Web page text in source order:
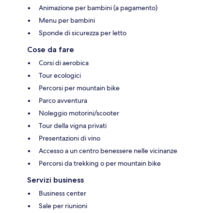
Animazione per bambini (a pagamento)
Menu per bambini
Sponde di sicurezza per letto
Cose da fare
Corsi di aerobica
Tour ecologici
Percorsi per mountain bike
Parco avventura
Noleggio motorini/scooter
Tour della vigna privati
Presentazioni di vino
Accesso a un centro benessere nelle vicinanze
Percorsi da trekking o per mountain bike
Servizi business
Business center
Sale per riunioni